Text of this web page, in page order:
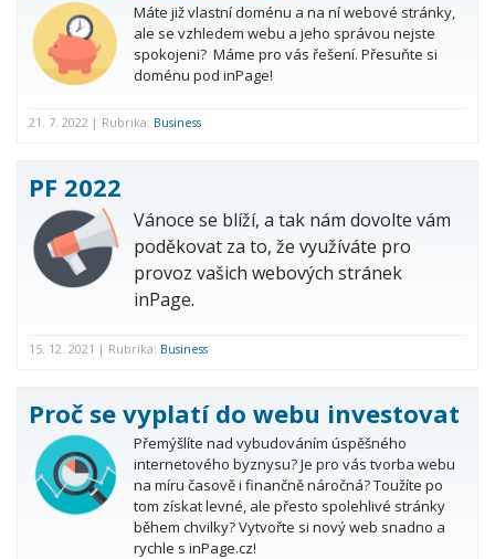
Máte již vlastní doménu a na ní webové stránky,
ale se vzhledem webu a jeho správou nejste
spokojeni? Máme pro vás řešení. Přesuňte si
doménu pod inPage!
21. 7. 2022 | Rubrika: Business
PF 2022
Vánoce se blíží, a tak nám dovolte vám
poděkovat za to, že využíváte pro
provoz vašich webových stránek
inPage.
15. 12. 2021 | Rubrika: Business
Proč se vyplatí do webu investovat
Přemýšlíte nad vybudováním úspěšného
internetového byznysu? Je pro vás tvorba webu
na míru časově i finančně náročná? Toužíte po
tom získat levné, ale přesto spolehlivé stránky
během chvilky? Vytvořte si nový web snadno a
rychle s inPage.cz!